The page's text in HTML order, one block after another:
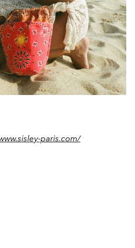
paris.com/